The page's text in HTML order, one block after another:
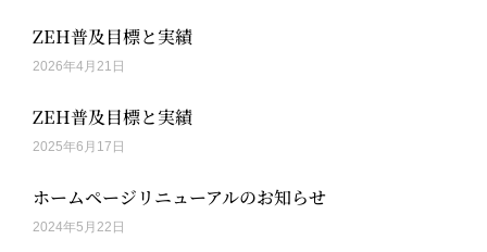
ZEH普及目標と実績
2026年4月21日
ZEH普及目標と実績
2025年6月17日
ホームページリニューアルのお知らせ
2024年5月22日